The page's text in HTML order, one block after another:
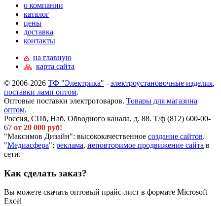
о компании
каталог
цены
доставка
контакты
на главную
карта сайта
© 2006-2026 ТФ "Электрика" - электроустановочные изделия,
поставки ламп оптом.
Оптовые поставки электротоваров. Товары для магазина
оптом.
Россия, СПб, Наб. Обводного канала, д. 88. Т/ф (812) 600-00-
67 от 20 000 руб!
"Максимов Дизайн": высококачественное создание сайтов.
"Медиасфера": реклама, неповторимое продвижение сайта в
сети.
Как сделать заказ?
Вы можете скачать оптовый прайс-лист в формате Microsoft
Excel